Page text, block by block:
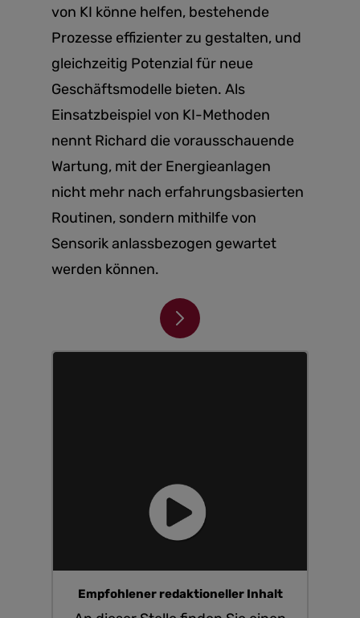
von KI könne helfen, bestehende
Prozesse effizienter zu gestalten, und
gleichzeitig Potenzial für neue
Geschäftsmodelle bieten. Als
Einsatzbeispiel von KI-Methoden
nennt Richard die vorausschauende
Wartung, mit der Energieanlagen
nicht mehr nach erfahrungsbasierten
Routinen, sondern mithilfe von
Sensorik anlassbezogen gewartet
werden können.
Empfohlener redaktioneller Inhalt